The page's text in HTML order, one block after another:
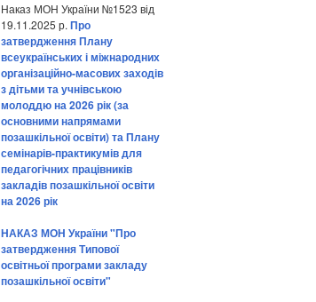
Наказ МОН України №1523 від
19.11.2025 р. Про
затвердження Плану
всеукраїнських і міжнародних
організаційно-масових заходів
з дітьми та учнівською
молоддю на 2026 рік (за
основними напрямами
позашкільної освіти) та Плану
семінарів-практикумів для
педагогічних працівників
закладів позашкільної освіти
на 2026 рік
НАКАЗ МОН України "Про
затвердження Типової
освітньої програми закладу
позашкільної освіти"